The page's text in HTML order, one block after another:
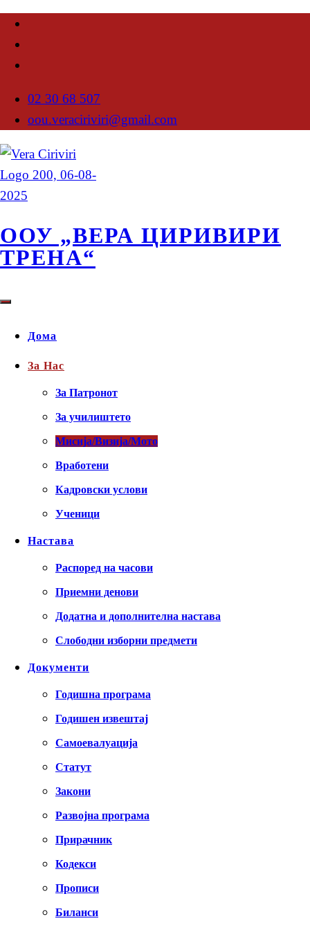
02 30 68 507
oou.veraciriviri@gmail.com
ООУ „ВЕРА ЦИРИВИРИ
ТРЕНА“
Дома
За Нас
За Патронот
За училиштето
Мисија/Визија/Мото
Вработени
Кадровски услови
Ученици
Настава
Распоред на часови
Приемни денови
Додатна и дополнителна настава
Слободни изборни предмети
Документи
Годишна програма
Годишен извештај
Самоевалуација
Статут
Закони
Развојна програма
Прирачник
Кодекси
Прописи
Биланси